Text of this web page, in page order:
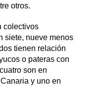
otros.
colectivos
siete, nueve menos
tienen relación
o pateras con
son en
y uno en